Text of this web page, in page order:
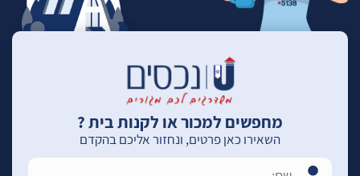
מחפשים למכור או לקנות בית ?
השאירו כאן פרטים, ונחזור אליכם בהקדם